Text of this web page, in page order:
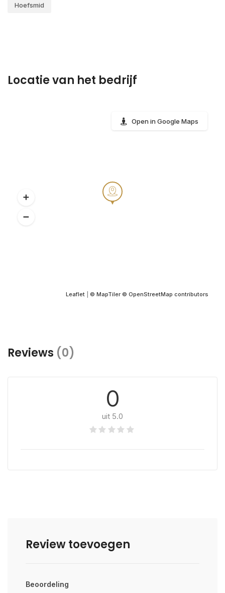
Hoefsmid
Locatie van het bedrijf
Leaflet © MapTiler © OpenStreetMap contributors
Open in Google Maps
Reviews (0)
0
uit 5.0
Review toevoegen
Beoordeling